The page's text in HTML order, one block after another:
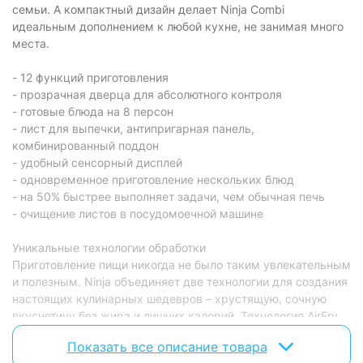
Физические характеристики
Вес:
10.5 кг
Цвет:
Характеристики и комплектация товара могут изменяться
производителем без уведомления.
семьи. А компактный дизайн делает Ninja Combi
идеальным дополнением к любой кухне, не занимая много
места.
- 12 функций приготовления
- прозрачная дверца для абсолютного контроля
- готовые блюда на 8 персон
- лист для выпечки, антипригарная панель,
комбинированный поддон
- удобный сенсорный дисплей
- одновременное приготовление нескольких блюд
- на 50% быстрее выполняет задачи, чем обычная печь
- очищение листов в посудомоечной машине
Уникальные технологии обработки
Приготовление пищи никогда не было таким увлекательным
и полезным. Ninja объединяет две технологии для создания
настоящих кулинарных шедевров – хрустящую, сочную
вкуснятину без жира и лишних калорий. Технология AirFry
позволяет создавать хрустящую, вкусную корочку без
использования жира или масла. Благодаря уникальной
Показать все описание товара